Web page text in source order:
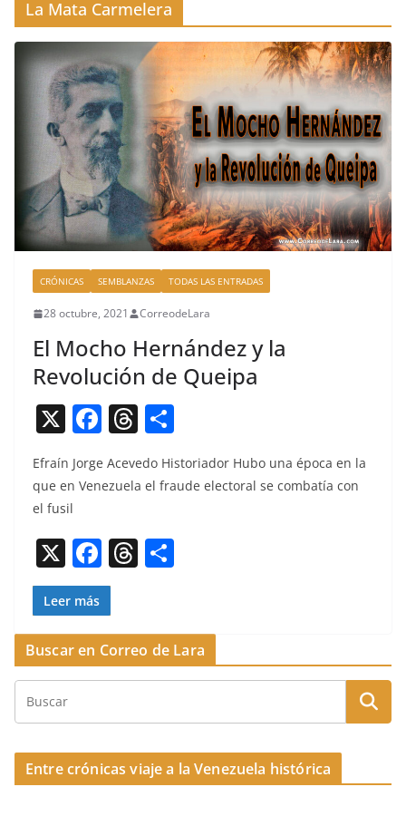
La Mata Carmelera
CRÓNICAS SEMBLANZAS TODAS LAS ENTRADAS
28 octubre, 2021 CorreodeLara
El Mocho Hernández y la
Revolución de Queipa
X F
c
b
o
o
k
T
h
re
d
s
m
Efraín Jorge Aceve­do His­to­ri­ador Hubo una época en la
que en Venezuela el fraude elec­toral se com­bat­ía con
el fusil
X F
a
c
e
b
o
k
T
a
d
p
ar
Leer más
Buscar en Correo de Lara
Entre crónicas viaje a la Venezuela histórica